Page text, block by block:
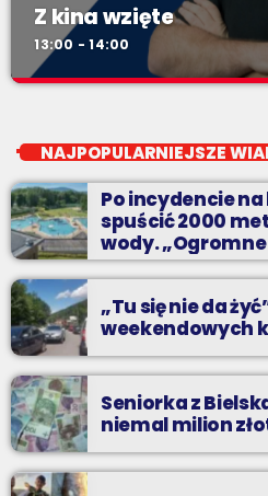
Z kina wzięte
13:00 - 14:00
Z Kina Wzięte to audycja w której
NAJPOPULARNIEJSZE
Po incydencie
spuścić 2000
wody.
praca”
„Tu się nie da
weekendowych
Seniorka z
niemal milion